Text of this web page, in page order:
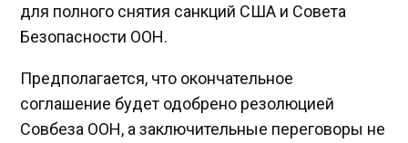
для полного снятия санкций США и Совета
Безопасности ООН.
Предполагается, что окончательное
соглашение будет одобрено резолюцией
Совбеза ООН, а заключительные переговоры не